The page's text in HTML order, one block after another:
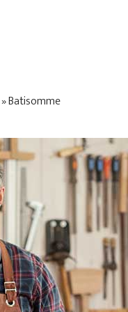
»Batisomme